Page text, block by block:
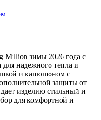
Million зимы 2026 года с
для надежного тепла и
и капюшоном с
защиты от
изделию стильный и
для комфортной и